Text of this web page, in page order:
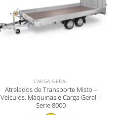
CARGA GERAL
Atrelados de Transporte Misto –
Veículos, Máquinas e Carga Geral –
Serie 8000